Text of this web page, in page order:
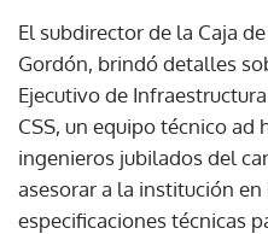
El subdirector de la Caja
Gordón, brindó detalles
Ejecutivo de
CSS, un equipo técnico
ingenieros jubilados del
asesorar a la institución
especificaciones técnicas